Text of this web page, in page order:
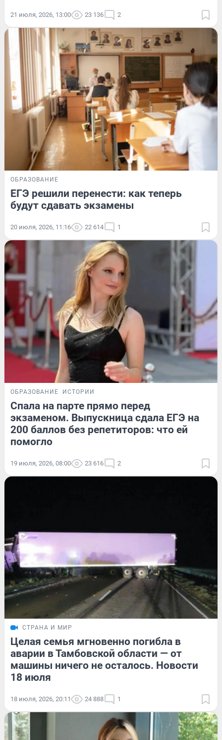
21 июля, 2026, 13:00 23 136 2
ОБРАЗОВАНИЕ
ЕГЭ решили перенести: как теперь
будут сдавать экзамены
20 июля, 2026, 11:16 22 614 1
ОБРАЗОВАНИЕ ИСТОРИИ
Спала на парте прямо перед
экзаменом. Выпускница сдала ЕГЭ на
200 баллов без репетиторов: что ей
помогло
19 июля, 2026, 08:00 23 616 2
СТРАНА И МИР
Целая семья мгновенно погибла в
аварии в Тамбовской области — от
машины ничего не осталось. Новости
18 июля
18 июля, 2026, 20:11 24 888 1